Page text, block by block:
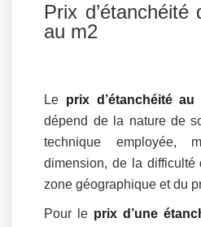
Prix d’étanchéité
au m2
Le prix d’étanchéité
dépend de la nature de
technique
dimension, de la difficulté
zone géographique et du
Pour le prix d’une